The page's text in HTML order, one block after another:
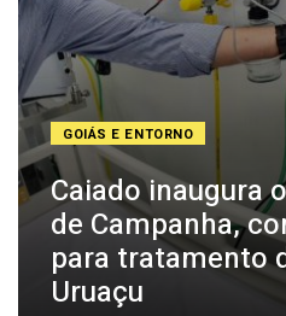
GOIÁS E ENTORNO
Caiado inaugura
de Campanha,
para tratamento
Uruaçu